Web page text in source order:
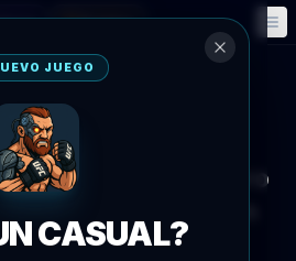
📅 Eventos
Noticias
abre como ligero
Vegas 118
JUEGO
CASUAL?